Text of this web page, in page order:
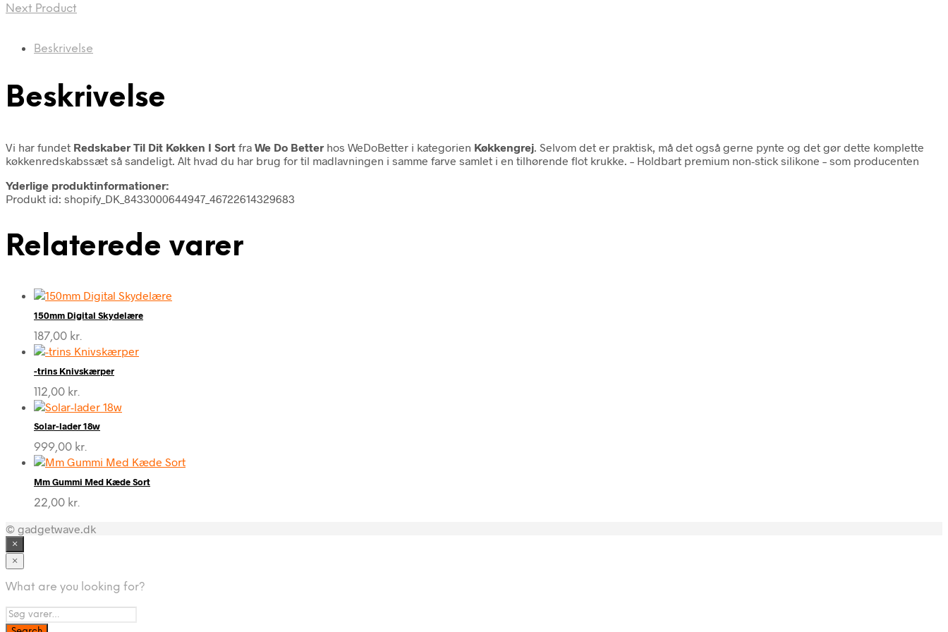
Next Product
Beskrivelse
Beskrivelse
Vi har fundet Redskaber Til Dit Køkken I Sort fra We Do Better hos WeDoBetter i kategorien Køkkengrej . Selvom det er praktisk, må det også gerne pynte og det gør dette komplette
køkkenredskabssæt så sandeligt. Alt hvad du har brug for til madlavningen i samme farve samlet i en tilhørende flot krukke. – Holdbart premium non-stick silikone – som producenten
Yderlige produktinformationer:
Produkt id: shopify_DK_8433000644947_46722614329683
Relaterede varer
150mm Digital Skydelære
187,00 kr.
-trins Knivskærper
112,00 kr.
Solar-lader 18w
999,00 kr.
Mm Gummi Med Kæde Sort
22,00 kr.
© gadgetwave.dk
×
×
What are you looking for?